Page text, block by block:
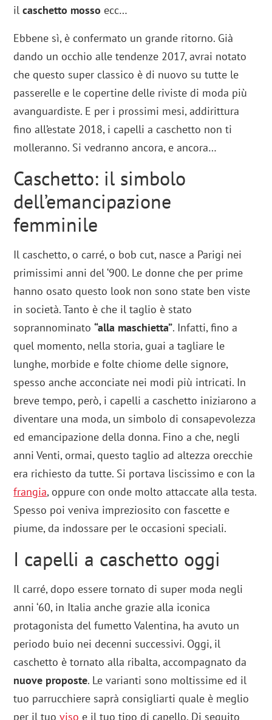
ilcaschetto mosso ecc…
Ebbene sì, è confermato un grande ritorno. Già
dando un occhio alle tendenze 2017, avrai notato
che questo super classico è di nuovo su tutte le
passerelle e le copertine delle riviste di moda più
avanguardiste. E per i prossimi mesi, addirittura
fino all’estate 2018, i capelli a caschetto non ti
molleranno. Si vedranno ancora, e ancora…
Caschetto: il simbolo
dell’emancipazione
femminile
Il caschetto, o carré, o bob cut, nasce a Parigi nei
primissimi anni del ‘900. Le donne che per prime
hanno osato questo look non sono state ben viste
in società. Tanto è che il taglio è stato
soprannominato“alla maschietta”. Infatti, fino a
quel momento, nella storia, guai a tagliare le
lunghe, morbide e folte chiome delle signore,
spesso anche acconciate nei modi più intricati. In
breve tempo, però, i capelli a caschetto iniziarono a
diventare una moda, un simbolo di consapevolezza
ed emancipazione della donna. Fino a che, negli
anni Venti, ormai, questo taglio ad altezza orecchie
era richiesto da tutte. Si portava liscissimo e con la
frangia, oppure con onde molto attaccate alla testa.
Spesso poi veniva impreziosito con fascette e
piume, da indossare per le occasioni speciali.
I capelli a caschetto oggi
Il carré, dopo essere tornato di super moda negli
anni ‘60, in Italia anche grazie alla iconica
protagonista del fumetto Valentina, ha avuto un
periodo buio nei decenni successivi. Oggi, il
caschetto è tornato alla ribalta, accompagnato da
nuove proposte. Le varianti sono moltissime ed il
tuo parrucchiere saprà consigliarti quale è meglio
per il tuoviso e il tuo tipo di capello. Di seguito